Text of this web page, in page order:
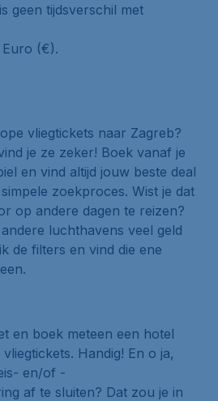
geen tijdsverschil met
Euro (€).
vliegtickets naar Zagreb?
je ze zeker! Boek vanaf je
en vind altijd jouw beste deal
zoekproces. Wist je dat
op andere dagen te reizen?
luchthavens veel geld
de filters en vind die ene
en boek meteen een hotel
Handig! En o ja,
en/of -
af te sluiten? Dat zou je in